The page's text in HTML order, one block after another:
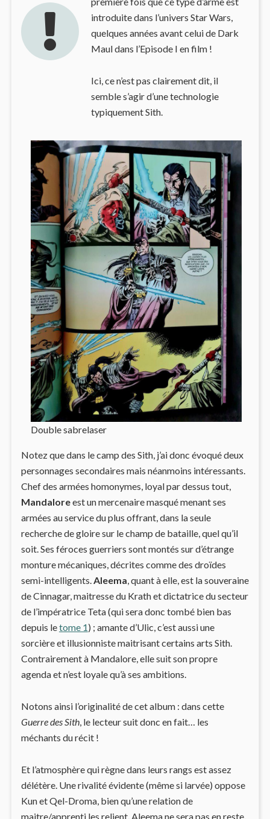
introduite dans l’univers Star Wars,
quelques années avant celui de Dark
Maul dans l’Episode I en film !
Ici, ce n’est pas clairement dit, il
semble s’agir d’une technologie
typiquement Sith.
Double sabrelaser
Notez que dans le camp des Sith, j’ai donc évoqué deux
personnages secondaires mais néanmoins intéressants.
Chef des armées homonymes, loyal par dessus tout,
Mandaloreest un mercenaire masqué menant ses
armées au service du plus offrant, dans la seule
recherche de gloire sur le champ de bataille, quel qu’il
soit. Ses féroces guerriers sont montés sur d’étrange
monture mécaniques, décrites comme des droïdes
semi-intelligents.Aleema, quant à elle, est la souveraine
de Cinnagar, maitresse du Krath et dictatrice du secteur
de l’impératrice Teta (qui sera donc tombé bien bas
depuis letome 1) ; amante d’Ulic, c’est aussi une
sorcière et illusionniste maitrisant certains arts Sith.
Contrairement à Mandalore, elle suit son propre
agenda et n’est loyale qu’à ses ambitions.
Notons ainsi l’originalité de cet album : dans cette
Guerre des Sith, le lecteur suit donc en fait… les
méchants du récit !
Et l’atmosphère qui règne dans leurs rangs est assez
délétère. Une rivalité évidente (même si larvée) oppose
Kun et Qel-Droma, bien qu’une relation de
maitre/apprenti les relient. Aleema ne sera pas en reste,